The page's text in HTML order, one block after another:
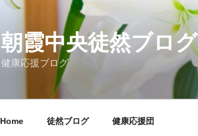
朝霞中央徒然ブログ
健康応援ブログ
Home 徒然ブログ 健康応援団